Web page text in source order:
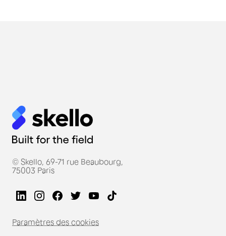
© Skello, 69-71 rue Beaubourg,
75003 Paris
Paramètres des cookies